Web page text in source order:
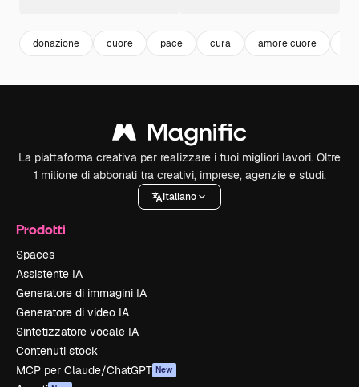
donazione cuore pace cura amore cuore
La piattaforma creativa per realizzare i tuoi migliori lavori. Oltre
1 milione di abbonati tra creativi, imprese, agenzie e studi.
Italiano
Prodotti
Spaces
Assistente IA
Generatore di immagini IA
Generatore di video IA
Sintetizzatore vocale IA
Contenuti stock
MCP per Claude/ChatGPT New